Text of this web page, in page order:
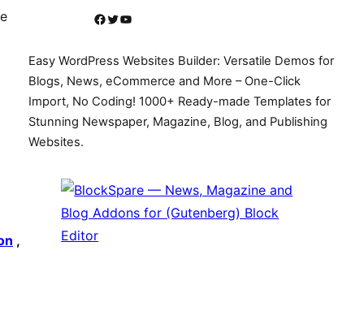
,
Facebook Twitter YouTube
Easy WordPress Websites Builder: Versatile Demos for
Blogs, News, eCommerce and More – One-Click
Import, No Coding! 1000+ Ready-made Templates for
Stunning Newspaper, Magazine, Blog, and Publishing
Websites.